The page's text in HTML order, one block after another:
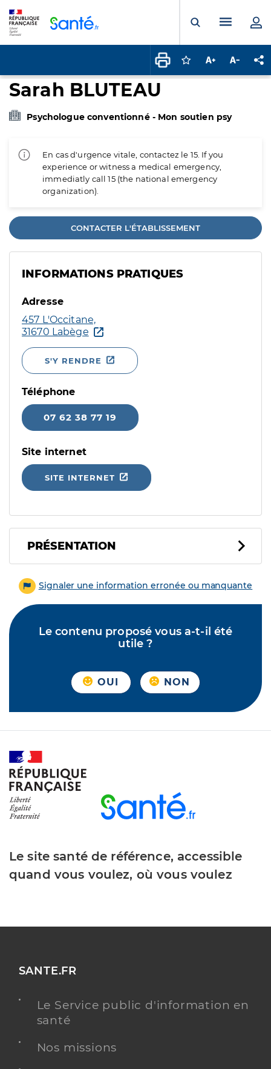
Ouvrir laMenu
Connectez-vous
Augmenter la
Sarah BLUTEAU
Psychologue conventionné - Mon soutien psy
En cas d'urgence vitale, contactez le 15. If you
experience or witness a medical emergency,
immediatly call 15 (the national emergency
organization).
CONTACTER L'ÉTABLISSEMENT
INFORMATIONS PRATIQUES
Adresse
457 L'Occitane,
31670 Labège
S'Y RENDRE
Téléphone
07 62 38 77 19
Site internet
SITE INTERNET
PRÉSENTATION
Signaler une information erronée ou manquante
Le contenu proposé vous a-t-il été
utile ?
OUI NON
Le site santé de référence, accessible
quand vous voulez, où vous voulez
SANTE.FR
Le Service public d'information en
santé
Nos missions